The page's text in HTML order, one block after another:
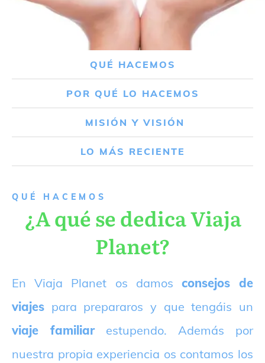
QUÉ HACEMOS
POR QUÉ LO HACEMOS
MISIÓN Y VISIÓN
LO MÁS RECIENTE
QUÉ HACEMOS
¿A qué se dedica Viaja
Planet?
En Viaja Planet os damos consejos de
viajes para prepararos y que tengáis un
viaje familiarestupendo. Además por
nuestra propia experiencia os contamos los